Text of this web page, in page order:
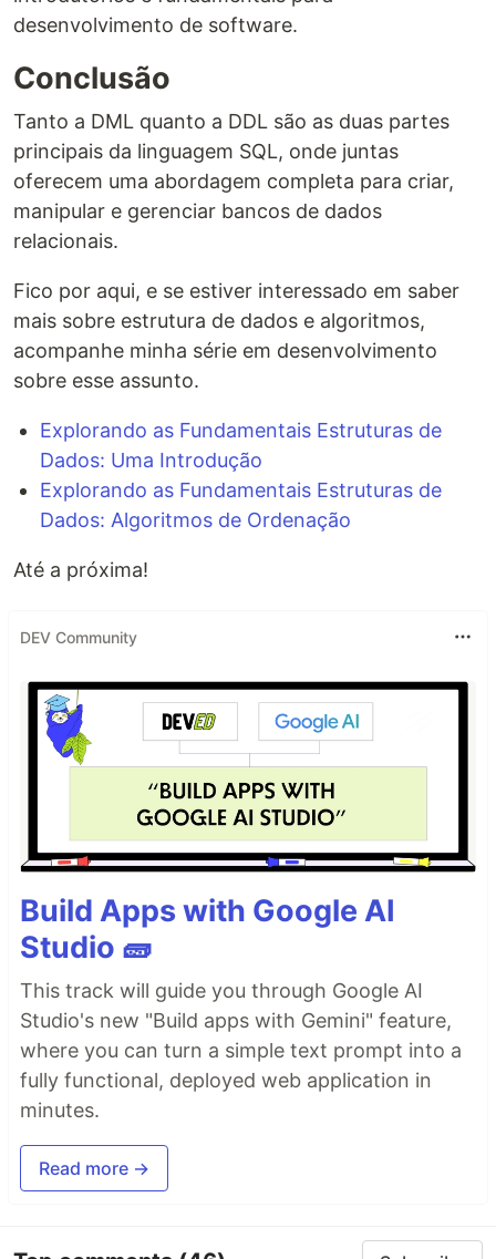
desenvolvimento de software.
Conclusão
Tanto a DML quanto a DDL são as duas partes
principais da linguagem SQL, onde juntas
oferecem uma abordagem completa para criar,
manipular e gerenciar bancos de dados
relacionais.
Fico por aqui, e se estiver interessado em saber
mais sobre estrutura de dados e algoritmos,
acompanhe minha série em desenvolvimento
sobre esse assunto.
Explorando as Fundamentais Estruturas de
Dados: Uma Introdução
Explorando as Fundamentais Estruturas de
Dados: Algoritmos de Ordenação
Até a próxima!
DEV Community
Build Apps with Google AI
Studio 🧱
This track will guide you through Google AI
Studio's new "Build apps with Gemini" feature,
where you can turn a simple text prompt into a
fully functional, deployed web application in
minutes.
Read more →